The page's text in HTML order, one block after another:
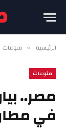
الرئيسية » منوعات
منوعات
مصر..
في